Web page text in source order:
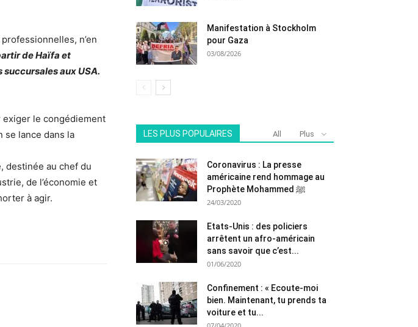
n’en
de Haïfa et
succursales aux USA.
exiger le congédiement
se lance dans la
destinée au chef du
de l’économie et
à agir.
Manifestation à Stockholm
pour Gaza
03/08/2026
LES PLUS POPULAIRES All Plus
Coronavirus : La presse
américaine rend hommage au
Prophète Mohammed ﷺ
24/03/2020
Etats-Unis : des policiers
arrêtent un afro-américain
sans savoir que c’est...
01/06/2020
Confinement : « Ecoute-moi
bien. Maintenant, tu prends ta
voiture et tu...